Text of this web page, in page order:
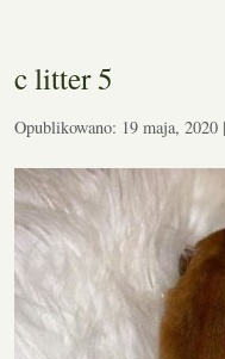
c litter 5
Opublikowano: 19 maja,